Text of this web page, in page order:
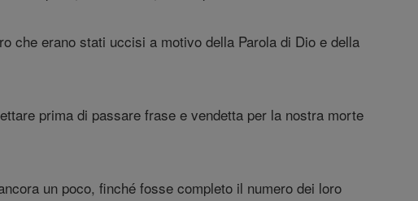
che erano stati uccisi a motivo della Parola di Dio e della
prima di passare frase e vendetta per la nostra morte
un poco, finché fosse completo il numero dei loro